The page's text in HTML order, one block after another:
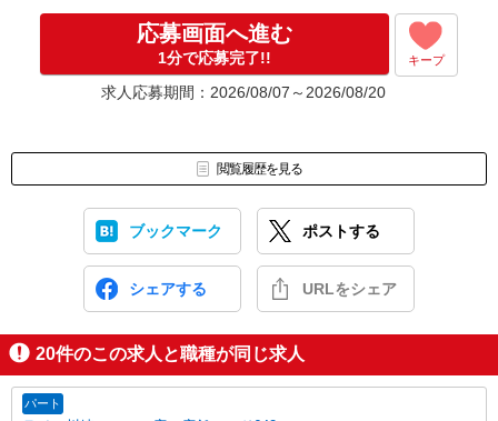
応募画面へ進む
1分で応募完了!! キープ
求人応募期間：2026/08/07～2026/08/20
閲覧履歴を見る
ブックマーク ポストする
シェアする URLをシェア
20件のこの求人と職種が同じ求人
パート